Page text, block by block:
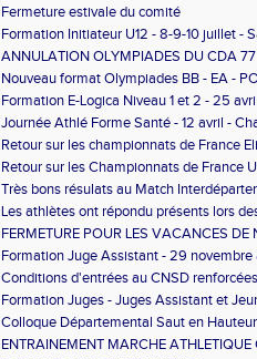
Fermeture estivale du comité
Formation Initiateur U12 - 8-9-10 juillet -
ANNULATION OLYMPIADES DU CDA 77
Nouveau format Olympiades BB - EA -
Formation E-Logica Niveau 1 et 2 - 25
Journée Athlé Forme Santé - 12 avril -
Retour sur les championnats de France
Retour sur les Championnats de France
Longs
Très bons résulats au Match
Demi-finales Championnats de France
Les athlètes ont répondu présents lors
FERMETURE POUR LES VACANCES DE
Formation Juge Assistant - 29
Conditions d'entrées au CNSD renforcées
Formation Juges - Juges Assistant et
Colloque Départemental Saut en Hauteur
ENTRAINEMENT MARCHE